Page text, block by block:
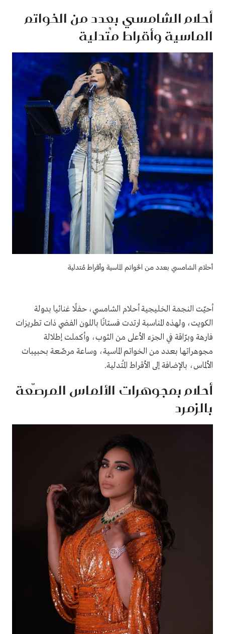
أحلام الشامسي بعدد من الخواتم
الماسية وأقراط مُتدلية
أحلام الشامسي بعدد من الخواتم الماسية وأقراط مُتدلية
أحيّت النجمة الخليجية أحلام الشامسي، حفلًا غنائيا بدولة
الكويت، ولهذه المناسبة ارتدت فستانًا باللون الفضي ذات تطريزات
فارهة وبرّاقة في الجزء الأعلى من الثوب، وأكملت إطلالة
مجوهراتها بعدد من الخواتم الماسية، وساعة مرصّعة بحبيبات
الألماس، بالإضافة إلى الأقراط المُتدلية.
أحلام بمجوهرات الألماس المرصّعة
بالزمرد